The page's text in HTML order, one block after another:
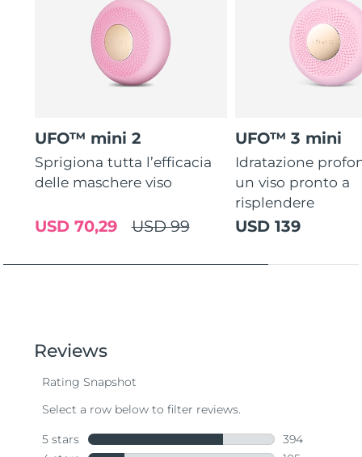
UFO™ mini 2
Sprigiona tutta l’efficacia
delle maschere viso
USD 99
USD 70,29
UFO™ 3 mini
Idratazione
un viso pronto a
risplendere
USD 139